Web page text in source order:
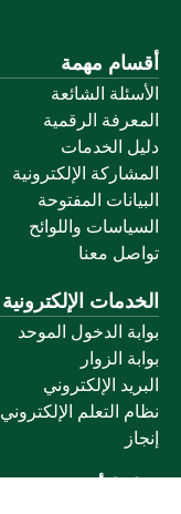
أقسام مهمة
الأسئلة الشائعة
المعرفة الرقمية
دليل الخدمات
المشاركة الإلكترونية
البيانات المفتوحة
السياسات واللوائح
تواصل معنا
الخدمات الإلكترونية
بوابة الدخول الموحد
بوابة الزوار
البريد الإلكتروني
نظام التعلم الإلكتروني
إنجاز